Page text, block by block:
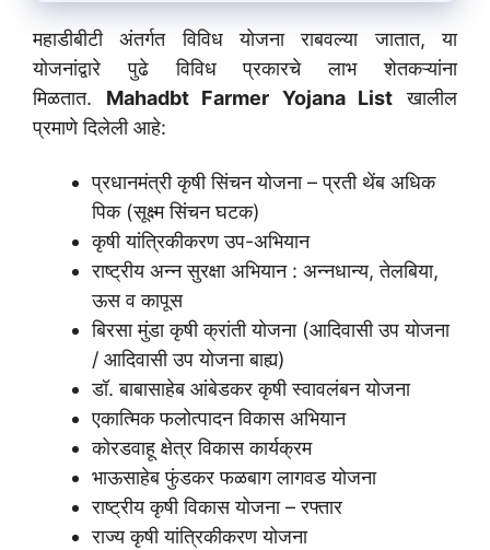
महाडीबीटी अंतर्गत विविध योजना राबवल्या जातात, या
योजनांद्वारे पुढे विविध प्रकारचे लाभ शेतकऱ्यांना
मिळतात. Mahadbt Farmer Yojana List खालील
प्रमाणे दिलेली आहे:
प्रधानमंत्री कृषी सिंचन योजना – प्रती थेंब अधिक
पिक (सूक्ष्म सिंचन घटक)
कृषी यांत्रिकीकरण उप-अभियान
राष्ट्रीय अन्न सुरक्षा अभियान : अन्नधान्य, तेलबिया,
ऊस व कापूस
बिरसा मुंडा कृषी क्रांती योजना (आदिवासी उप योजना
/ आदिवासी उप योजना बाह्य)
डॉ. बाबासाहेब आंबेडकर कृषी स्वावलंबन योजना
एकात्मिक फलोत्पादन विकास अभियान
कोरडवाहू क्षेत्र विकास कार्यक्रम
भाऊसाहेब फुंडकर फळबाग लागवड योजना
राष्ट्रीय कृषी विकास योजना – रफ्तार
राज्य कृषी यांत्रिकीकरण योजना